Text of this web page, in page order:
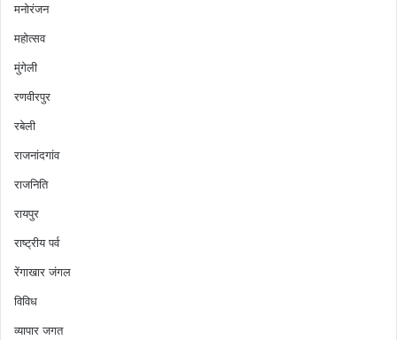
मनोरंजन
महोत्सव
मुंगेली
रणवीरपुर
रबेली
राजनांदगांव
राजनिति
रायपुर
राष्ट्रीय पर्व
रेंगाखार जंगल
विविध
व्यापार जगत